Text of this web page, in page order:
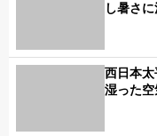
し暑さ
西日本
湿った